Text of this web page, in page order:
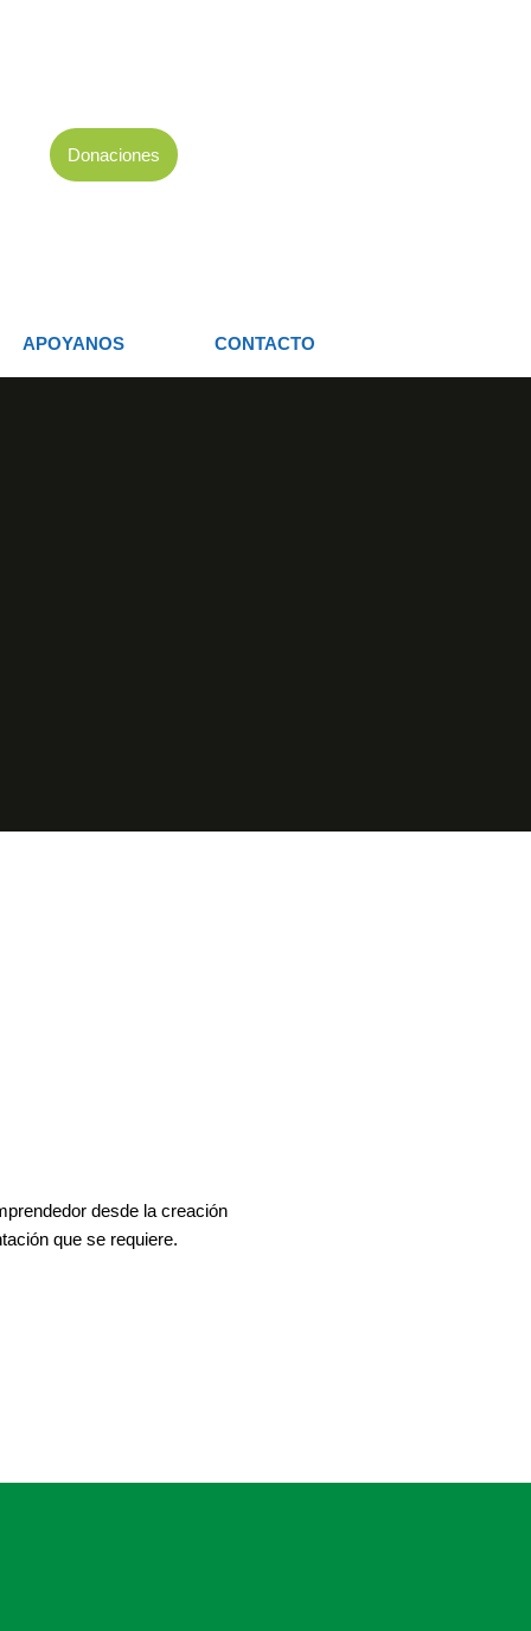
Donaciones
APOYANOS CONTACTO
desde la creación
que se requiere.